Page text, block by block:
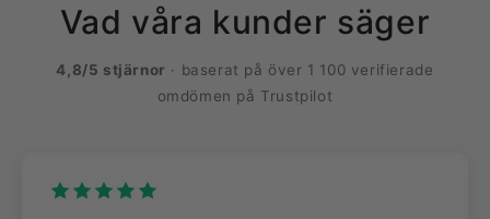
Vad våra kunder säger
4,8/5 stjärnor · baserat på över 1 100 verifierade
omdömen på Trustpilot